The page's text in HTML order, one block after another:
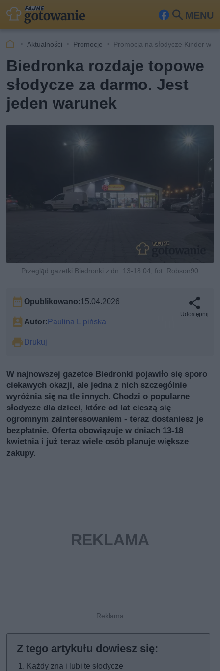
MENU
Fa
ceb
ook
Szu
Aktualności Promocje Promocja na słodycze Kinder w
Biedronka rozdaje topowe
słodycze za darmo. Jest
jeden warunek
Przegląd gazetki Biedronki z dn. 13-18.04, fot. Robson90
Opublikowano:15.04.2026
Autor:Paulina Lipińska
Drukuj
Udostępnij
W najnowszej gazetce Biedronki pojawiło się sporo
ciekawych okazji, ale jedna z nich szczególnie
wyróżnia się na tle innych. Chodzi o popularne
słodycze dla dzieci, które od lat cieszą się
ogromnym zainteresowaniem - teraz dostaniesz je
bezpłatnie. Oferta obowiązuje w dniach 13-18
kwietnia i już teraz wiele osób planuje większe
zakupy.
Każdy zna i lubi te słodycze